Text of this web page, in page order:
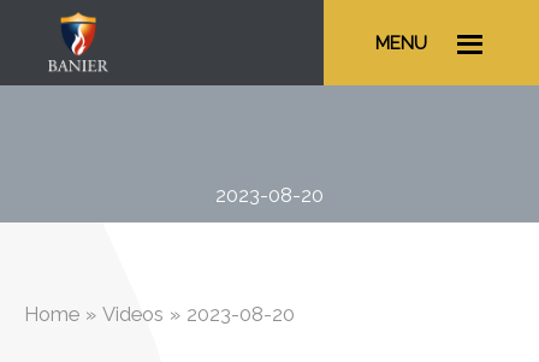
MENU
2023-08-20
Home Videos 2023-08-20